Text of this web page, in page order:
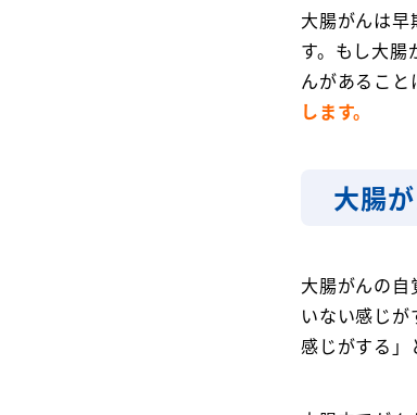
大腸がんは
す。もし大
んがあること
します。
大腸
大腸がんの
いない感じ
感じがする」